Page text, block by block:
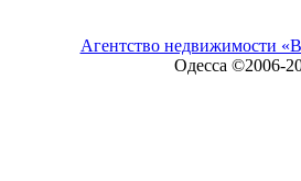
Агентство недвижимости
Одесса ©2006-